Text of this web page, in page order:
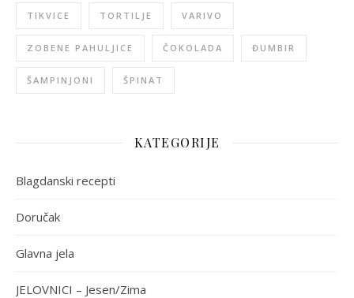
TIKVICE TORTILJE VARIVO
ZOBENE PAHULJICE ČOKOLADA ĐUMBIR
ŠAMPINJONI ŠPINAT
KATEGORIJE
Blagdanski recepti
Doručak
Glavna jela
JELOVNICI – Jesen/Zima